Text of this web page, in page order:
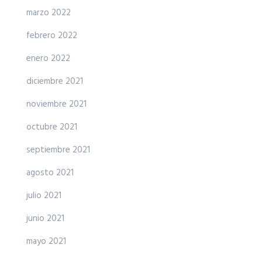
marzo 2022
febrero 2022
enero 2022
diciembre 2021
noviembre 2021
octubre 2021
septiembre 2021
agosto 2021
julio 2021
junio 2021
mayo 2021